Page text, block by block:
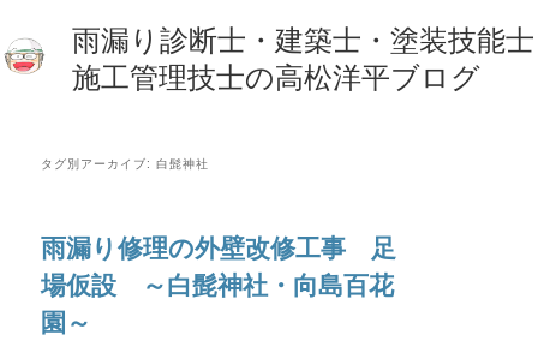
雨漏り診断士・建築士・塗装技能士
施工管理技士の高松洋平ブログ
タグ別アーカイブ:白髭神社
雨漏り修理の外壁改修工事 足
場仮設 ～白髭神社・向島百花
園～